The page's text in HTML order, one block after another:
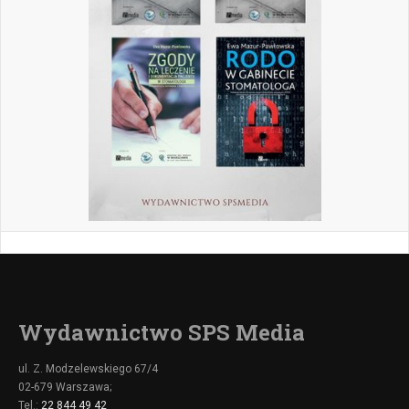
Wydawnictwo SPS Media
ul. Z. Modzelewskiego 67/4
02-679 Warszawa;
Tel.: 22 844 49 42